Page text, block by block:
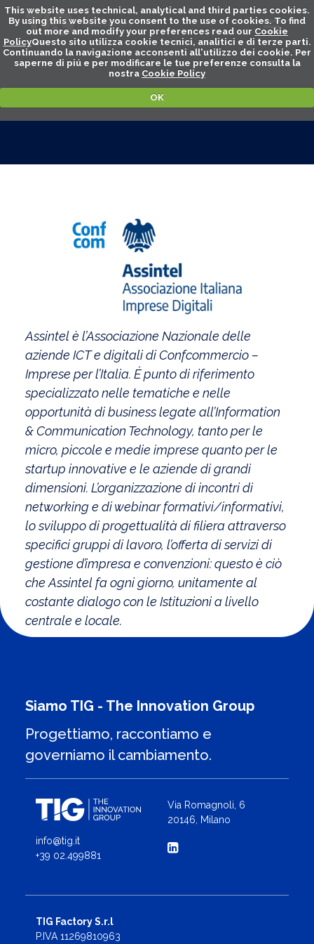
This website uses technical, analytical and third parties cookies.
By using this website you consent to the use of cookies. To find
out more and modify your preferences read our Cookie
PolicyQuesto sito utilizza cookie tecnici, analitici e di terze parti.
Continuando la navigazione acconsenti all'utilizzo dei cookie. Per
saperne di piú e per modificare le tue preferenze consulta la
nostra Cookie Policy
OK
Assintel è l’Associazione Nazionale delle
aziende ICT e digitali di Confcommercio –
Imprese per l’Italia. É punto di riferimento
specializzato nelle tematiche e nelle
opportunità di business legate all’Information
& Communication Technology, tanto per le
micro, piccole e medie imprese quanto per le
startup innovative e le aziende di grandi
dimensioni. L’organizzazione di incontri di
networking e di webinar formativi/informativi,
lo sviluppo di progettualità di filiera attraverso
specifici gruppi di lavoro, l’offerta di servizi di
gestione d’impresa e convenzioni: questo è ciò
che Assintel fa ogni giorno, unitamente al
costante dialogo con le Istituzioni a livello
centrale e locale.
Siamo TIG - The Innovation Group
Progettiamo, raccontiamo e
governiamo il cambiamento.
info@tig.it
+39 02.499881
Via Romagnoli, 6
20146, Milano
TIG Factory S.r.l
P.IVA 11269810963